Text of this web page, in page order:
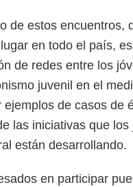
de estos encuentros,
en todo el país,
de redes entre los
juvenil en el
ejemplos de casos de
las iniciativas que los
están desarrollando.
en participar